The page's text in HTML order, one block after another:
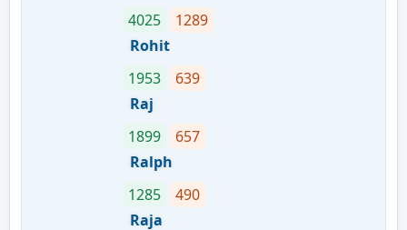
4025
1289
Rohit
1953
639
Raj
1899
657
Ralph
1285
490
Raja